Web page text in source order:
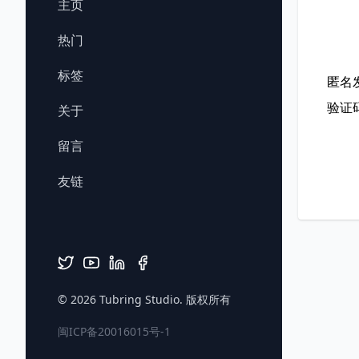
主页
热门
标签
关于
留言
友链
© 2026 Tubring Studio. 版权所有
闽ICP备20016015号-1
匿名
验证